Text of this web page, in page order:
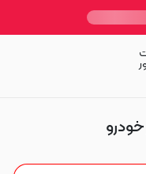
هولدر خودرو
خودرو